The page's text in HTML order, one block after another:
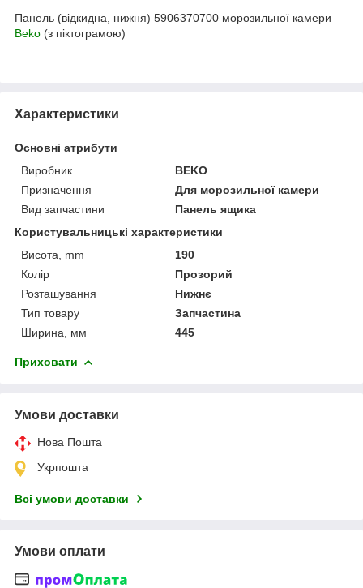
Панель (відкидна, нижня) 5906370700 морозильної камери
Beko (з піктограмою)
Характеристики
Основні атрибути
Виробник
BEKO
Призначення
Для морозильної камери
Вид запчастини
Панель ящика
Користувальницькі характеристики
Висота, mm
190
Колір
Прозорий
Розташування
Нижнє
Тип товару
Запчастина
Ширина, мм
445
Приховати
Умови доставки
Нова Пошта
Укрпошта
Всі умови доставки
Умови оплати